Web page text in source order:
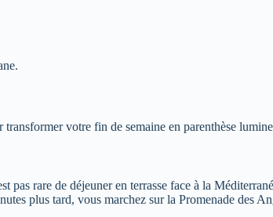
votre fin de semaine en parenthèse
rare de déjeuner en terrasse face à la
plus tard, vous marchez sur la Promenade des